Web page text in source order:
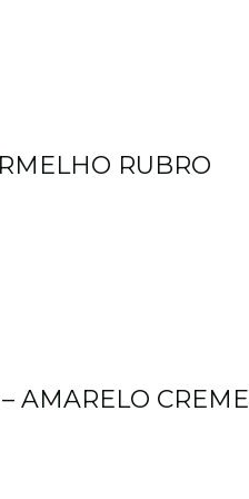
RUBRO
AMARELO CREME